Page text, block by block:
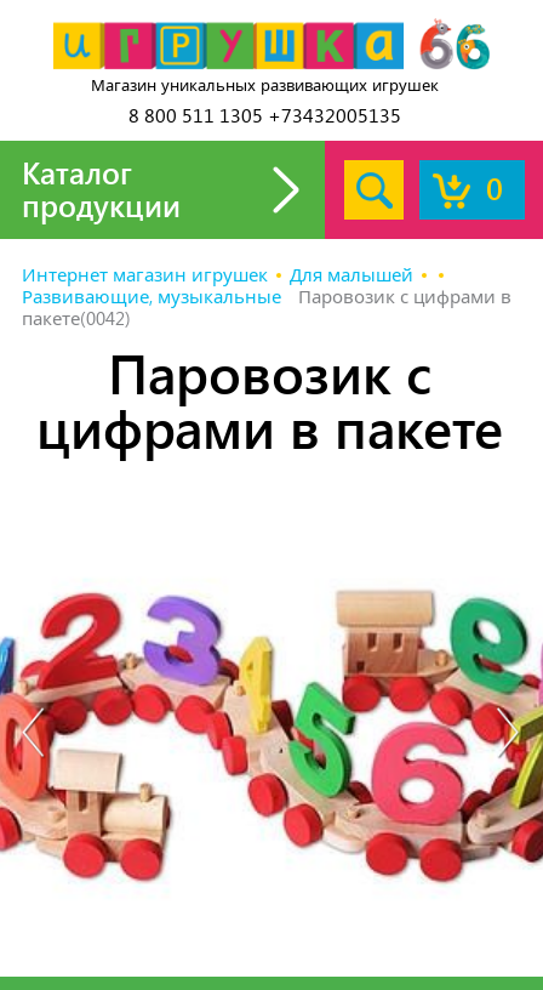
Магазин уникальных развивающих игрушек
8 800 511 1305 +73432005135
0
Каталог
продукции
Интернет магазин игрушек
Для малышей
Развивающие, музыкальные
Паровозик с цифрами в
пакете(0042)
Паровозик с
цифрами в пакете